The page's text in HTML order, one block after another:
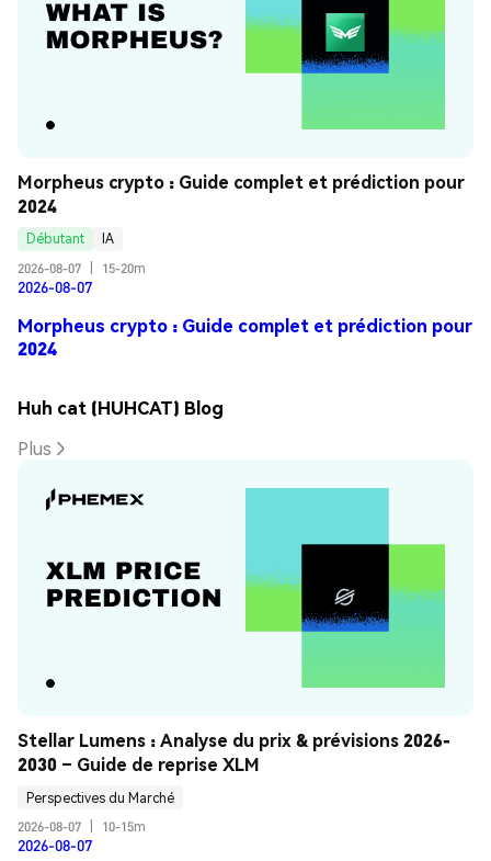
Morpheus crypto : Guide complet et prédiction pour
2024
Débutant
IA
2026-08-07
15-20m
2026-08-07
Morpheus crypto : Guide complet et prédiction pour
2024
Huh cat (HUHCAT) Blog
Plus
Stellar Lumens : Analyse du prix & prévisions 2026-
2030 – Guide de reprise XLM
Perspectives du Marché
2026-08-07
10-15m
2026-08-07